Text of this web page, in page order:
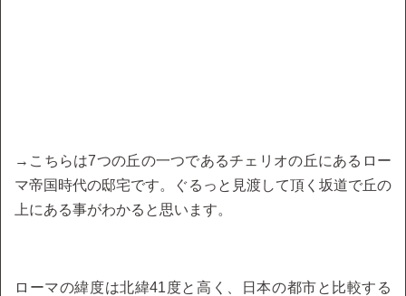
→こちらは7つの丘の一つであるチェリオの丘にあるロー
マ帝国時代の邸宅です。ぐるっと見渡して頂く坂道で丘の
上にある事がわかると思います。
ローマの緯度は北緯41度と高く、日本の都市と比較する